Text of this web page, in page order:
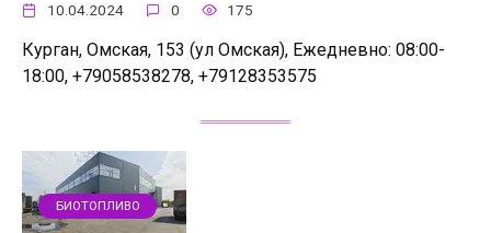
10.04.2024 0 175
Курган, Омская, 153 (ул Омская), Ежедневно: 08:00-
18:00, +79058538278, +79128353575
БИОТОПЛИВО